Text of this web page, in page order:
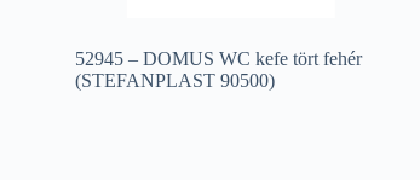
52945 – DOMUS WC kefe tört fehér
(STEFANPLAST 90500)